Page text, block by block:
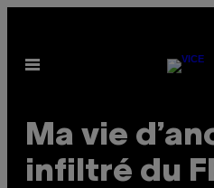
content
Open
Ma vie
infiltré du